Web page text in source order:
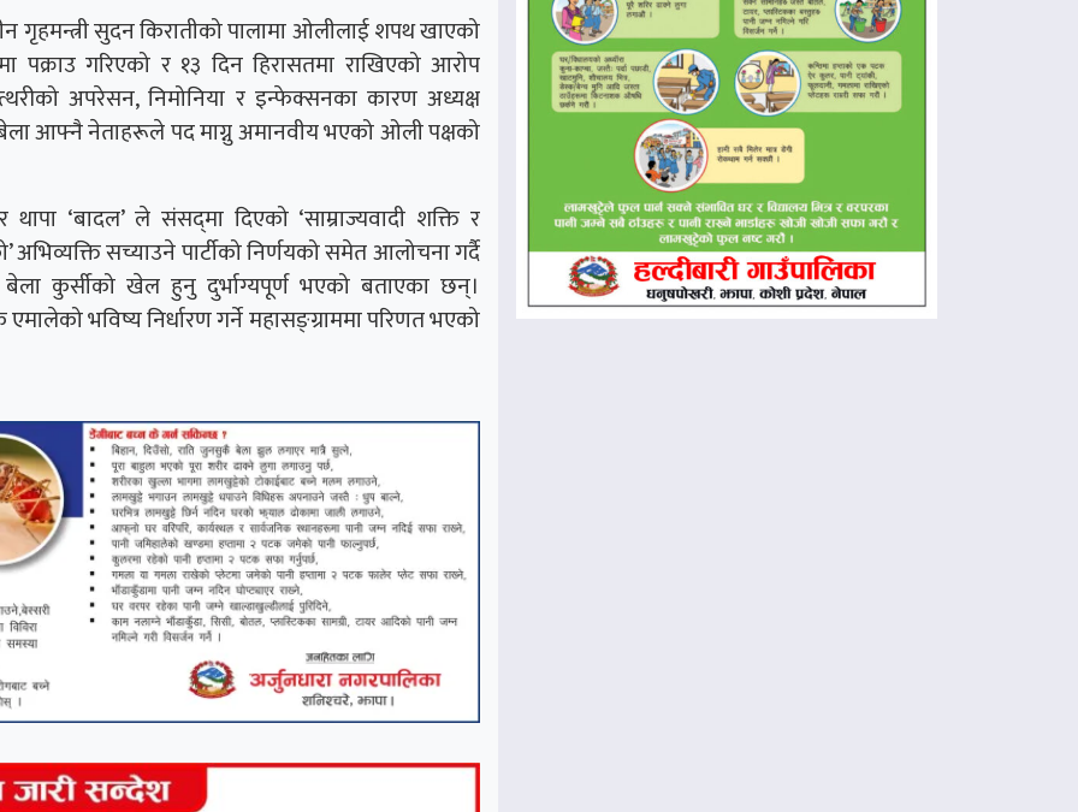
गृहमन्त्री सुदन किरातीको पालामा ओलीलाई शपथ खाएको
पक्राउ गरिएको र १३ दिन हिरासतमा राखिएको आरोप
अपरेसन, निमोनिया र इन्फेक्सनका कारण अध्यक्ष
आफ्नै नेताहरूले पद माग्नु अमानवीय भएको ओली पक्षको
‘बादल’ ले संसद्‌मा दिएको ‘साम्राज्यवादी शक्ति र
अभिव्यक्ति सच्याउने पार्टीको निर्णयको समेत आलोचना गर्दै
कुर्सीको खेल हुनु दुर्भाग्यपूर्ण भएको बताएका छन्।
भविष्य निर्धारण गर्ने महासङ्ग्राममा परिणत भएको